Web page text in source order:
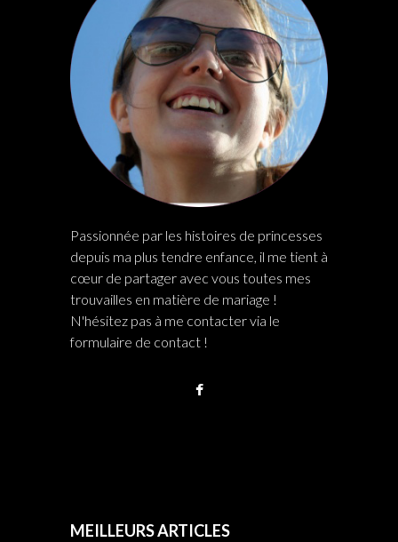
Passionnée par les histoires de princesses
depuis ma plus tendre enfance, il me tient à
cœur de partager avec vous toutes mes
trouvailles en matière de mariage !
N'hésitez pas à me contacter via le
formulaire de contact !
MEILLEURS ARTICLES